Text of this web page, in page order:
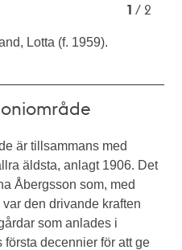
1 / 2
Lotta (f. 1959).
är tillsammans med
äldsta, anlagt 1906. Det
Åbergsson som, med
den drivande kraften
som anlades i
decennier för att ge